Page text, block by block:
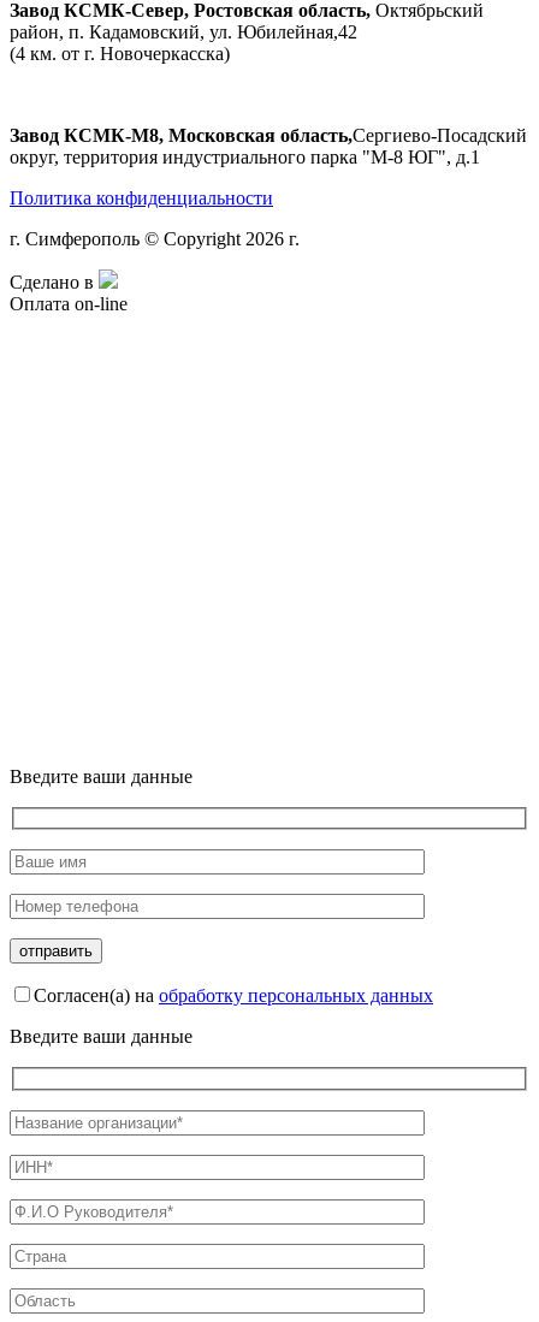
Завод КСМК-Север, Ростовская область, Октябрьский
район, п. Кадамовский, ул. Юбилейная,42
(4 км. от г. Новочеркасска)
Завод КСМК-М8, Московская область,Сергиево-Посадский
округ, территория индустриального парка "М-8 ЮГ", д.1
Политика конфиденциальности
г. Симферополь © Copyright 2026 г.
Сделано в
Оплата on-line
Введите ваши данные
Согласен(а) на обработку персональных данных
Введите ваши данные